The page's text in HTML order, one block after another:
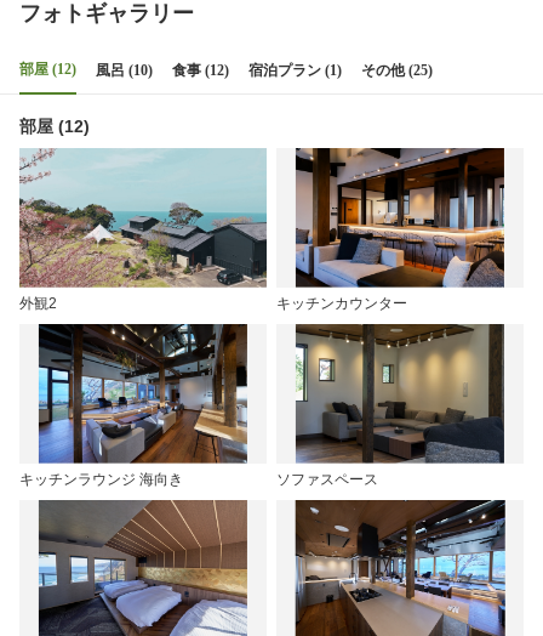
フォトギャラリー
部屋 (12) 風呂 (10) 食事 (12) 宿泊プラン (1) その他 (25)
部屋 (12)
外観2 キッチンカウンター
キッチンラウンジ 海向き ソファスペース